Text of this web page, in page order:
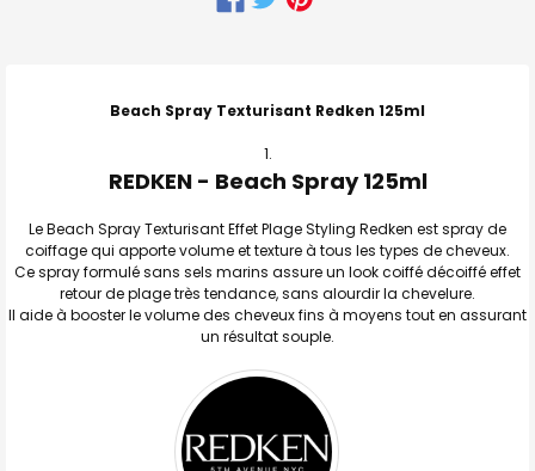
ENSEMBLE
TOUT
J'AJOUTE
LA
SÉLECTION
AU PANIER
Beach Spray Texturisant Redken 125ml
REDKEN - Beach Spray 125ml
Le Beach Spray Texturisant Effet Plage Styling Redken est spray de
coiffage qui apporte volume et texture à tous les types de cheveux.
Ce spray formulé sans sels marins assure un look coiffé décoiffé effet
retour de plage très tendance, sans alourdir la chevelure.
Il aide à booster le volume des cheveux fins à moyens tout en assurant
un résultat souple.